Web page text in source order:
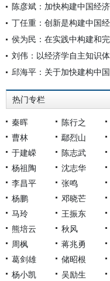
陈彦斌：加快构建中国经
丁任重：创新是构建中国
侯为民：在实践中构建和
邱海平：关于加快建构中
热门专栏
秦晖 陈行之
曹林
鄢烈山
于建嵘
陈志武
杨祖陶
沈志华
李昌平
张鸣
杨鹏
邓晓芒
马玲
王振东
熊培云
秋风
周枫
蒋兆勇
葛剑雄
储昭根
杨小凯
吴励生